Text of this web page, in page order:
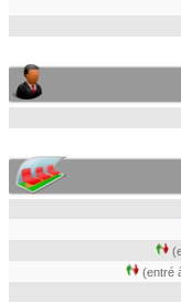
(entré